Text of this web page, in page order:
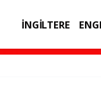
İNGİLTERE